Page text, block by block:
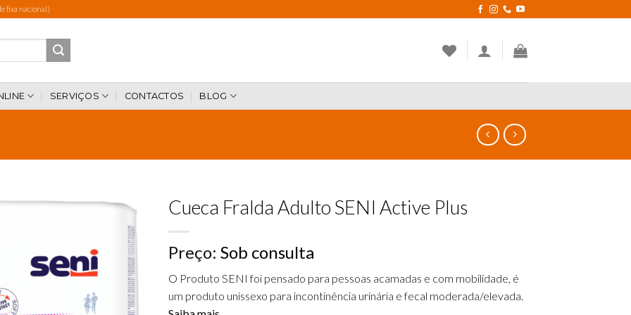
fixa nacional)
SERVIÇOS CONTACTOS BLOG
Add to
wishlist
Cueca Fralda Adulto SENI Active Plus
Preço: Sob consulta
O Produto SENI foi pensado para pessoas acamadas e com mobilidade, é
um produto unissexo para incontinência urinária e fecal moderada/elevada.